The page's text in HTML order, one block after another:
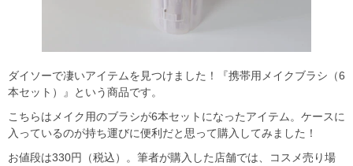
ダイソーで凄いアイテムを見つけました！『携帯用メイクブラシ（6
本セット）』という商品です。
こちらはメイク用のブラシが6本セットになったアイテム。ケースに
入っているのが持ち運びに便利だと思って購入してみました！
お値段は330円（税込）。筆者が購入した店舗では、コスメ売り場